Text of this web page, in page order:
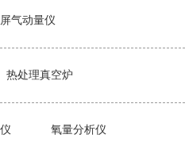
气动量仪
热处理真空炉
氧量分析仪